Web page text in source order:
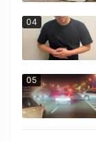
04
05